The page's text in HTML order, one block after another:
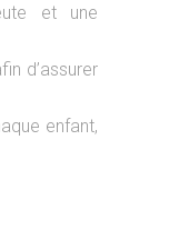
et une
d’assurer
enfant,